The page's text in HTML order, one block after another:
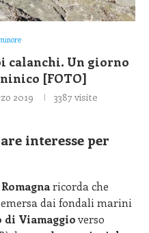
calanchi. Un giorno
[FOTO]
2019 3387 visite
interesse per
ricorda che
dai fondali marini
di Viamaggioverso